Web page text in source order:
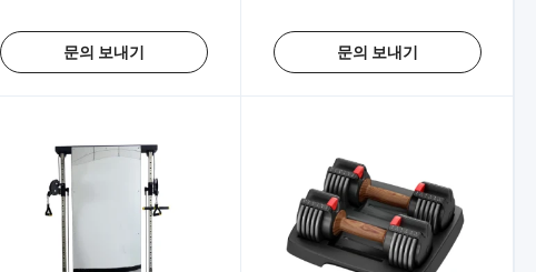
문의 보내기 문의 보내기